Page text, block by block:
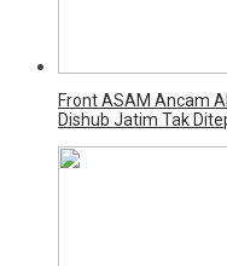
Front ASAM Ancam
Dishub Jatim Tak